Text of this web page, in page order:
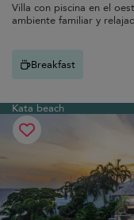
Villa con piscina en el
ambiente familiar y
Breakfast
Kata beach